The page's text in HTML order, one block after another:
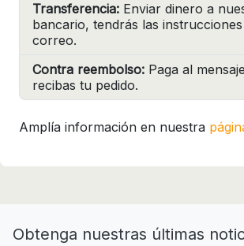
Transferencia: Enviar dinero a
bancario, tendrás las
correo.
Contra reembolso: Paga al
recibas tu pedido.
Amplía información en nuestra
Obtenga nuestras últimas